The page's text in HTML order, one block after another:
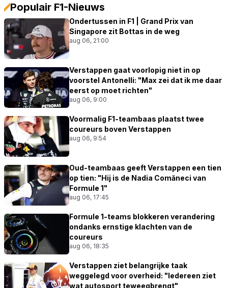
Populair F1-Nieuws
Ondertussen in F1 | Grand Prix van
Singapore zit Bottas in de weg
aug 06, 21:00
Verstappen gaat voorlopig niet in op
voorstel Antonelli: "Max zei dat ik me daar
eerst op moet richten"
aug 06, 9:00
Voormalig F1-teambaas plaatst twee
coureurs boven Verstappen
aug 06, 9:54
Oud-teambaas geeft Verstappen een tien
op tien: "Hij is de Nadia Comăneci van
Formule 1"
aug 06, 17:45
Formule 1-teams blokkeren verandering
ondanks ernstige klachten van de
coureurs
aug 06, 18:35
Verstappen ziet belangrijke taak
weggelegd voor overheid: "Iedereen ziet
wat autosport teweegbrengt"